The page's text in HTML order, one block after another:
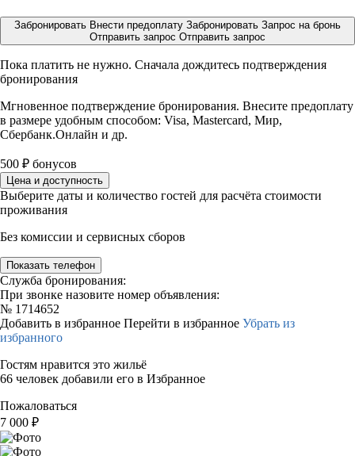
Забронировать Внести предоплату Забронировать Запрос на бронь
Отправить запрос Отправить запрос
Пока платить не нужно. Сначала дождитесь подтверждения
бронирования
Мгновенное подтверждение бронирования. Внесите предоплату
в размере удобным способом: Visa, Mastercard, Мир,
Сбербанк.Онлайн и др.
500 ₽ бонусов
Цена и доступность
Выберите даты и количество гостей для расчёта стоимости
проживания
Без комиссии и сервисных сборов
Показать телефон
Служба бронирования:
При звонке назовите номер объявления:
№ 1714652
Добавить в избранное Перейти в избранное Убрать из
избранного
Гостям нравится это жильё
66 человек добавили его в Избранное
Пожаловаться
7 000 ₽